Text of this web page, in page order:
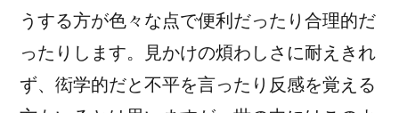
うする方が色々な点で便利だったり合理的だ
ったりします。見かけの煩わしさに耐えきれ
ず、衒学的だと不平を言ったり反感を覚える